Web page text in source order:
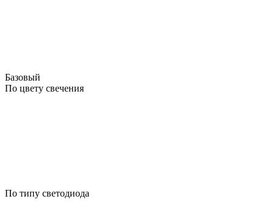
Базовый
По цвету свечения
По типу светодиода